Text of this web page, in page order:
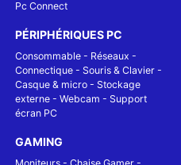
Pc Connect
PÉRIPHÉRIQUES PC
Consommable - Réseaux -
Connectique - Souris & Clavier -
Casque & micro - Stockage
externe - Webcam - Support
écran PC
GAMING